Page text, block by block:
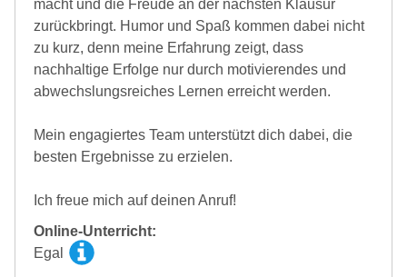
macht und die Freude an der nächsten Klausur
zurückbringt. Humor und Spaß kommen dabei nicht
zu kurz, denn meine Erfahrung zeigt, dass
nachhaltige Erfolge nur durch motivierendes und
abwechslungsreiches Lernen erreicht werden.
Mein engagiertes Team unterstützt dich dabei, die
besten Ergebnisse zu erzielen.
Ich freue mich auf deinen Anruf!
Online-Unterricht:
Egal